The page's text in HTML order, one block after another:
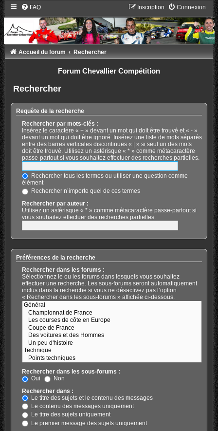
FAQ Connexion
Inscription
Accueil du forum Rechercher
Forum Chevallier Compétition
Rechercher
Requête de la recherche
Rechercher par mots-clés :
Insérez le caractère « + » devant un mot qui doit être trouvé et « - »
devant un mot qui doit être ignoré. Insérez une liste de mots séparés
entre des barres verticales discontinues « | » si seul un des mots
doit être trouvé. Utilisez un astérisque « * » comme métacaractère
passe-partout si vous souhaitez effectuer des recherches partielles.
Rechercher tous les termes ou utiliser une question comme
élément
Rechercher n’importe quel de ces termes
Rechercher par auteur :
Utilisez un astérisque « * » comme métacaractère passe-partout si
vous souhaitez effectuer des recherches partielles.
Préférences de la recherche
Rechercher dans les forums :
Sélectionnez le ou les forums dans lesquels vous souhaitez
effectuer une recherche. Les sous-forums seront automatiquement
inclus dans la recherche si vous ne désactivez pas l’option
« Rechercher dans les sous-forums » affichée ci-dessous.
Rechercher dans les sous-forums :
Oui
Non
Rechercher dans :
Le titre des sujets et le contenu des messages
Le contenu des messages uniquement
Le titre des sujets uniquement
Le premier message des sujets uniquement